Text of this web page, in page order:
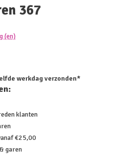
367
(en)
werkdag verzonden*
klanten
€25,00
garen